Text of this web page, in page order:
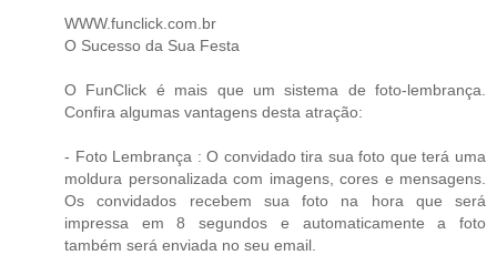
WWW.funclick.com.br
O Sucesso da Sua Festa
O FunClick é mais que um sistema de foto-lembrança.
Confira algumas vantagens desta atração:
- Foto Lembrança : O convidado tira sua foto que terá uma
moldura personalizada com imagens, cores e mensagens.
Os convidados recebem sua foto na hora que será
impressa em 8 segundos e automaticamente a foto
também será enviada no seu email.